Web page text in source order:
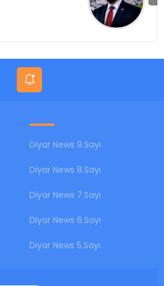
Diyar News 9.Sayı
Diyar News 8.Sayı
Diyar News 7.Sayı
Diyar News 6.Sayı
Diyar News 5.Sayı